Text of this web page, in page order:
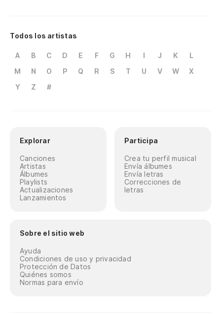
Todos los artistas
A B C D E F G H I J K
L
M
N O P Q R S T U V W
X
Y
Z #
Explorar
Canciones
Artistas
Álbumes
Playlists
Actualizaciones
Lanzamientos
Participa
Crea tu perfil musical
Envía álbumes
Envía letras
Correcciones de
letras
Sobre el sitio web
Ayuda
Condiciones de uso y privacidad
Protección de Datos
Quiénes somos
Normas para envío